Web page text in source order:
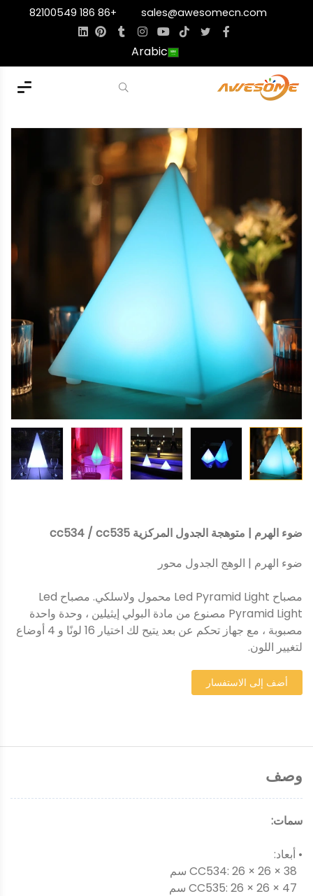
sales@awesomecn.com
+86 186 82100549
Arabic
ضوء الهرم | متوهجة الجدول المركزية cc534 / cc535
ضوء الهرم | الوهج الجدول محور
مصباح Led Pyramid Light محمول ولاسلكي. مصباح Led
Pyramid Light مصنوع من مادة البولي إيثيلين ، وحدة واحدة
مصبوبة ، مع جهاز تحكم عن بعد يتيح لك اختيار 16 لونًا و 4 أوضاع
لتغيير اللون.
أضف إلى الاستفسار
وصف
سمات:
• أبعاد: